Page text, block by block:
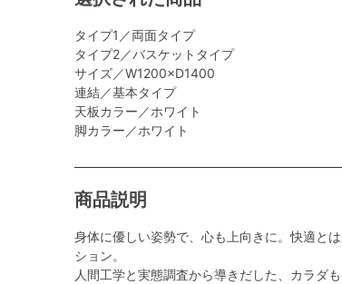
タイプ1／両面タイプ
タイプ2／バスケットタイプ
サイズ／W1200×D1400
連結／基本タイプ
天板カラー／ホワイト
脚カラー／ホワイト
商品説明
身体に優しい姿勢で、心も上向きに。快適と
ション。
人間工学と実態調査から導きだした、カラダ